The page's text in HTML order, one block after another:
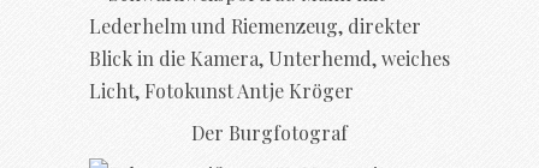
Der Burgfotograf